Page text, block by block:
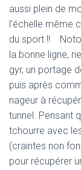
aussi plein de
l’échelle même
du sport !!
la bonne ligne,
gyr, un portage
puis après
nageur à
tunnel. Pensant
tchourre avec
(craintes non
pour récupérer